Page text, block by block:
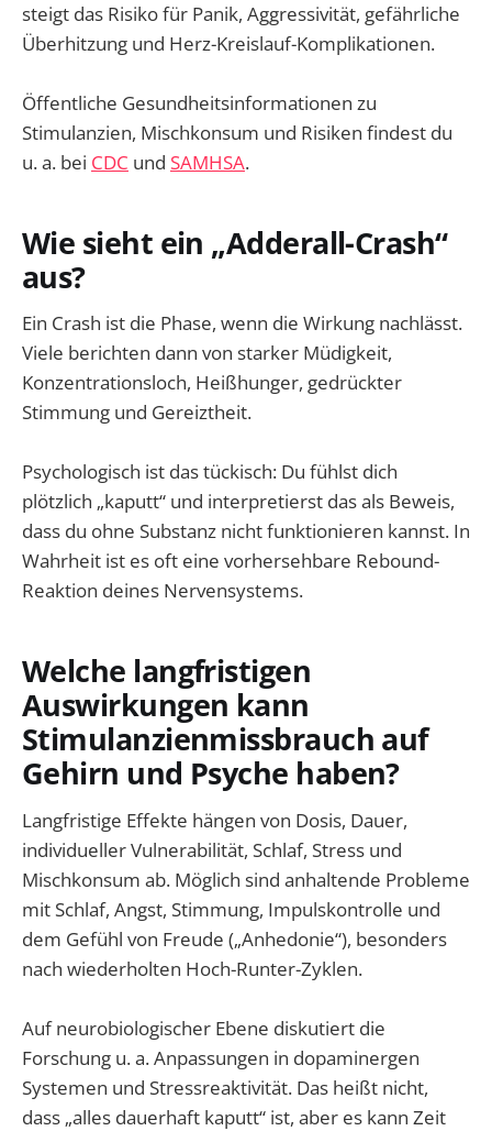
steigt das Risiko für Panik, Aggressivität, gefährliche
Überhitzung und Herz-Kreislauf-Komplikationen.
Öffentliche Gesundheitsinformationen zu
Stimulanzien, Mischkonsum und Risiken findest du
u. a. bei CDC und SAMHSA.
Wie sieht ein „Adderall-Crash“
aus?
Ein Crash ist die Phase, wenn die Wirkung nachlässt.
Viele berichten dann von starker Müdigkeit,
Konzentrationsloch, Heißhunger, gedrückter
Stimmung und Gereiztheit.
Psychologisch ist das tückisch: Du fühlst dich
plötzlich „kaputt“ und interpretierst das als Beweis,
dass du ohne Substanz nicht funktionieren kannst. In
Wahrheit ist es oft eine vorhersehbare Rebound-
Reaktion deines Nervensystems.
Welche langfristigen
Auswirkungen kann
Stimulanzienmissbrauch auf
Gehirn und Psyche haben?
Langfristige Effekte hängen von Dosis, Dauer,
individueller Vulnerabilität, Schlaf, Stress und
Mischkonsum ab. Möglich sind anhaltende Probleme
mit Schlaf, Angst, Stimmung, Impulskontrolle und
dem Gefühl von Freude („Anhedonie“), besonders
nach wiederholten Hoch-Runter-Zyklen.
Auf neurobiologischer Ebene diskutiert die
Forschung u. a. Anpassungen in dopaminergen
Systemen und Stressreaktivität. Das heißt nicht,
dass „alles dauerhaft kaputt“ ist, aber es kann Zeit